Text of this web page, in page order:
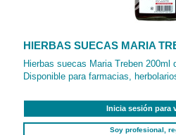
HIERBAS SUECAS MARIA
Hierbas suecas Maria Treben 200ml
Disponible para farmacias,
Inicia sesión para
Soy profesional,